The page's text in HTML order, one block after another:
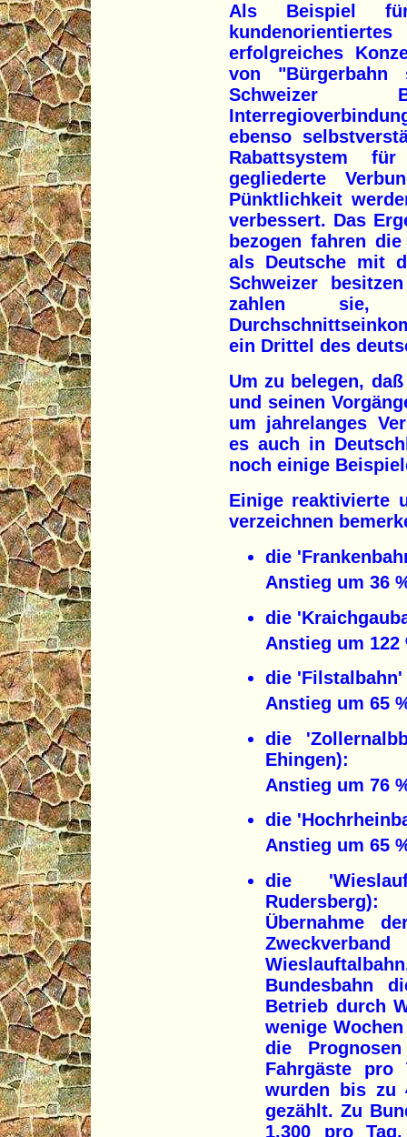
Als Beispiel für
erfolgreiches
von "Bürgerbahn
Schweizer
ebenso
Rabattsystem
gegliederte
Pünktlichkeit
verbessert. Das
bezogen fahren
als Deutsche mit
Schweizer
zahlen sie,
ein Drittel des
Um zu belegen,
und seinen
um jahrelanges
es auch in
noch einige
Einige reaktivierte
verzeichnen
die
Anstieg um 36
die
Anstieg um
die
Anstieg um 65
die
Ehingen):
Anstieg um 76
die
Anstieg um 65
die
Rudersberg):
Übernahme
Bundesbahn
Betrieb durch
wenige
die
Fahrgäste pro
wurden bis zu
gezählt. Zu
1.300 pro